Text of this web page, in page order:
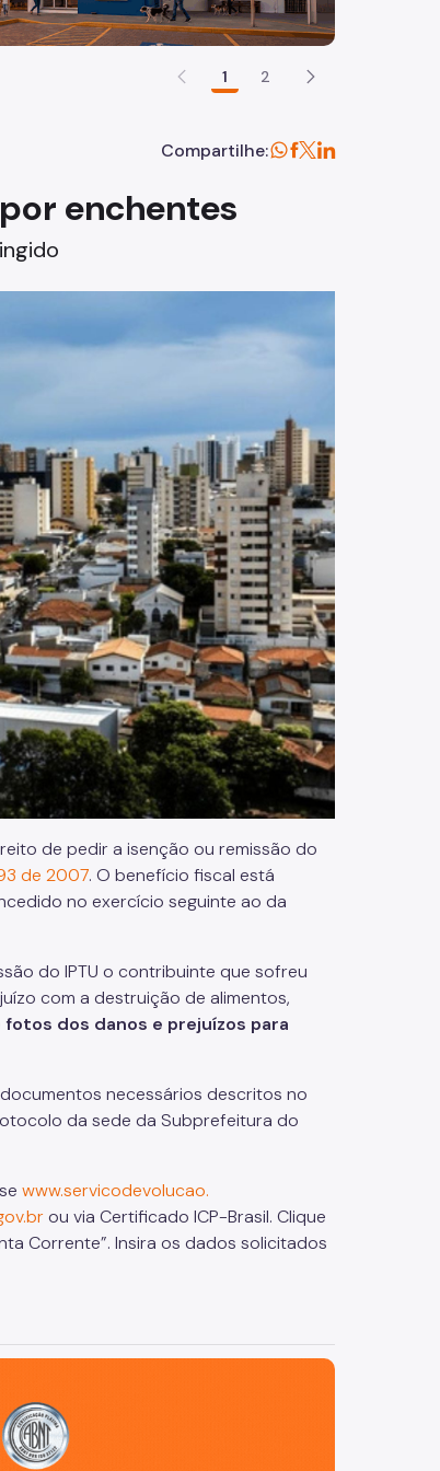
1 2
Compartilhe:
enchentes
de pedir a isenção ou remissão do
de 2007. O benefício fiscal está
no exercício seguinte ao da
do IPTU o contribuinte que sofreu
com a destruição de alimentos,
dos danos e prejuízos para
necessários descritos no
da sede da Subprefeitura do
www.servicodevolucao.
ou via Certificado ICP-Brasil. Clique
Corrente”. Insira os dados solicitados